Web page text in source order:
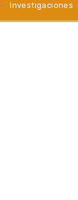
Investigaciones